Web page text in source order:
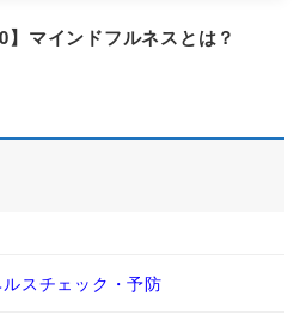
】マインドフルネスとは？
ルスチェック・予防